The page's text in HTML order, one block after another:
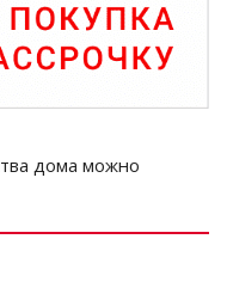
дома можно